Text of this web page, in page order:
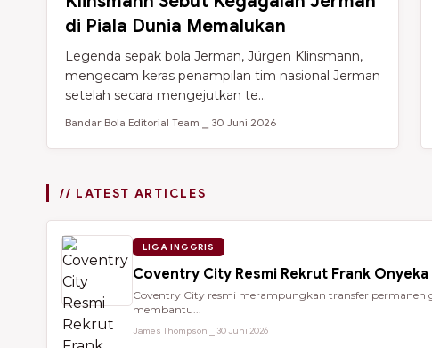
di Piala Dunia Memalukan
Legenda sepak bola Jerman, Jürgen Klinsmann,
mengecam keras penampilan tim nasional Jerman
setelah secara mengejutkan te...
Bandar Bola Editorial Team ⎯ 30 Juni 2026
// LATEST ARTICLES
LIGA INGGRIS
Coventry City Resmi Rekrut Frank
Coventry City resmi merampungkan transfer permanen
membantu...
James Thompson ⎯ 30 Juni 2026